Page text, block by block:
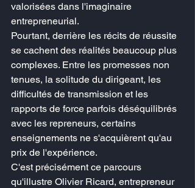
valorisées dans l'imaginaire
entrepreneurial.
Pourtant, derrière les récits de réussite
se cachent des réalités beaucoup plus
complexes. Entre les promesses non
tenues, la solitude du dirigeant, les
difficultés de transmission et les
rapports de force parfois déséquilibrés
avec les repreneurs, certains
enseignements ne s'acquièrent qu'au
prix de l'expérience.
C'est précisément ce parcours
qu'illustre Olivier Ricard, entrepreneur